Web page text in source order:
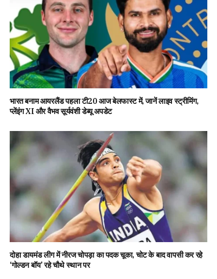
भारत बनाम आयरलैंड पहला टी20 आज बेलफास्ट में, जानें लाइव स्ट्रीमिंग,
प्लेंइंग XI और वैभव सूर्यवंशी डेब्यू अपडेट
दोहा डायमंड लीग में नीरज चोपड़ा का पदक चूका, चोट के बाद वापसी कर रहे
‘गोल्डन बॉय’ रहे चौथे स्थान पर